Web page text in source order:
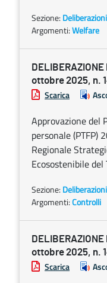
Sezione:
Argomenti:Welfare
ottobre 2025, n.
Scarica
Approvazione del
personale (PTFP)
Regionale
Ecosostenibile del
Sezione:
Argomenti:Controlli
ottobre 2025, n.
Scarica